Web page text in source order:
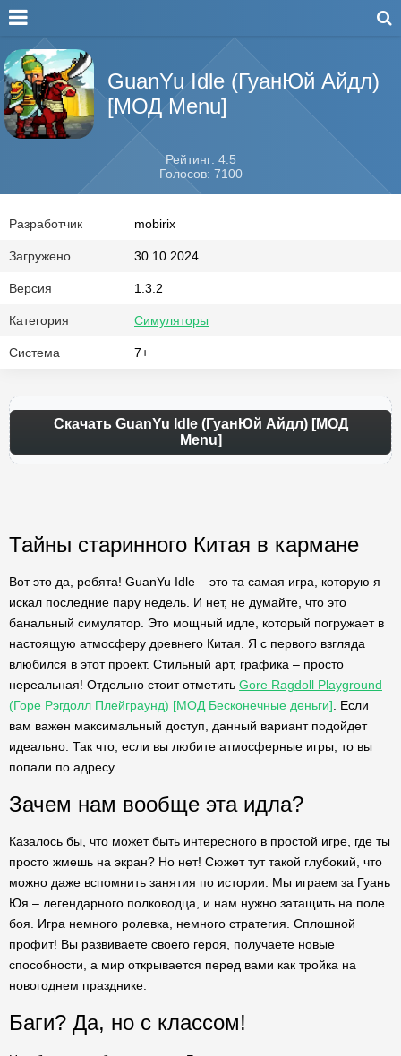
GuanYu Idle (ГуанЮй Айдл)
[МОД Menu]
Рейтинг: 4.5
Голосов: 7100
Разработчик mobirix
Загружено 30.10.2024
Версия 1.3.2
Категория Симуляторы
Система 7+
Скачать GuanYu Idle (ГуанЮй Айдл) [МОД
Menu]
Тайны старинного Китая в кармане
Вот это да, ребята! GuanYu Idle – это та самая игра, которую я
искал последние пару недель. И нет, не думайте, что это
банальный симулятор. Это мощный идле, который погружает в
настоящую атмосферу древнего Китая. Я с первого взгляда
влюбился в этот проект. Стильный арт, графика – просто
нереальная! Отдельно стоит отметить Gore Ragdoll Playground
(Горе Рэгдолл Плейграунд) [МОД Бесконечные деньги] . Если
вам важен максимальный доступ, данный вариант подойдет
идеально. Так что, если вы любите атмосферные игры, то вы
попали по адресу.
Зачем нам вообще эта идла?
Казалось бы, что может быть интересного в простой игре, где ты
просто жмешь на экран? Но нет! Сюжет тут такой глубокий, что
можно даже вспомнить занятия по истории. Мы играем за Гуань
Юя – легендарного полководца, и нам нужно затащить на поле
боя. Игра немного ролевка, немного стратегия. Сплошной
профит! Вы развиваете своего героя, получаете новые
способности, а мир открывается перед вами как тройка на
новогоднем празднике.
Баги? Да, но с классом!